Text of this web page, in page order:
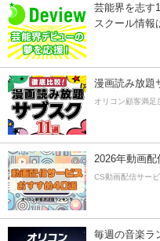
芸能界を志す
スクール情報
漫画読み放題
オリコン顧客満足
2026年動画配
CS動画配信サー
毎週の音楽ラ